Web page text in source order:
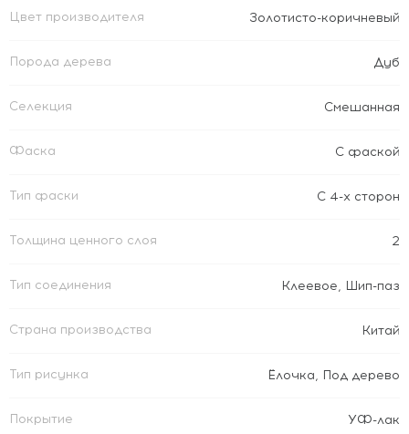
Цвет производителя Золотисто-коричневый
Порода дерева Дуб
Селекция Смешанная
Фаска С фаской
Тип фаски С 4-х сторон
Толщина ценного слоя 2
Тип соединения Клеевое, Шип-паз
Страна производства Китай
Тип рисунка Ёлочка, Под дерево
Покрытие УФ-лак